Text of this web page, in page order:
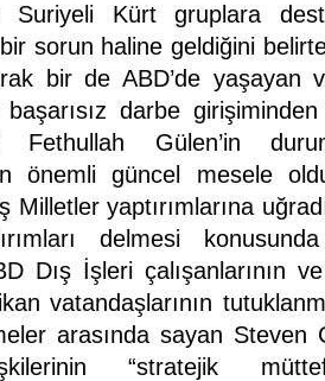
Suriyeli Kürt gruplara
sorun haline geldiğini
bir de ABD’de yaşayan
darbe
Gülen’in
önemli güncel mesele
Milletler yaptırımlarına
delmesi
Dış İşleri çalışanlarının
vatandaşlarının
arasında sayan Steven
“stratejik